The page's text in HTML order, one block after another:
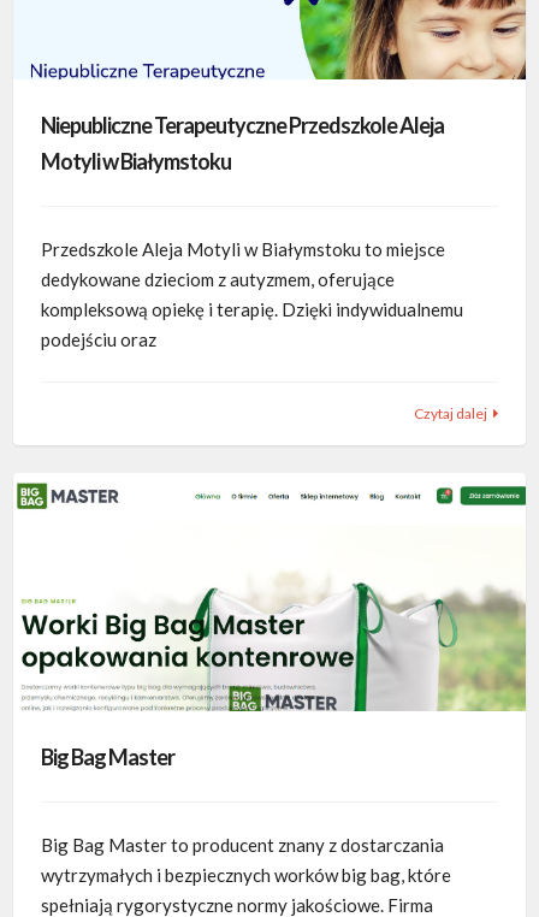
Niepubliczne Terapeutyczne Przedszkole Aleja
Motyli w Białymstoku
Przedszkole Aleja Motyli w Białymstoku to miejsce
dedykowane dzieciom z autyzmem, oferujące
kompleksową opiekę i terapię. Dzięki indywidualnemu
podejściu oraz
Czytaj dalej
Big Bag Master
Big Bag Master to producent znany z dostarczania
wytrzymałych i bezpiecznych worków big bag, które
spełniają rygorystyczne normy jakościowe. Firma